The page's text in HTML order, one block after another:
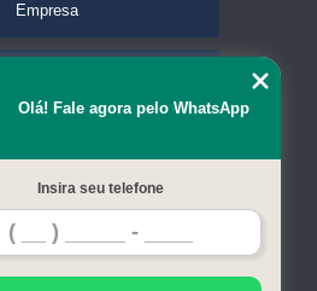
Empresa
Contato
Mapa do site
Olá! Fale agora pelo WhatsApp
Insira seu telefone